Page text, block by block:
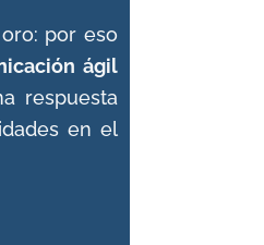
por eso
ágil
respuesta
en el